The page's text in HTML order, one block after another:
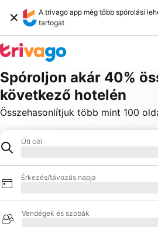
A trivago app még több spórolási
tartogat
Spóroljon akár 40%
következő hotelén
Összehasonlítjuk több mint 100
Hotel
Úti cél
Érkezés/távozás napja
Vendégek és szobák